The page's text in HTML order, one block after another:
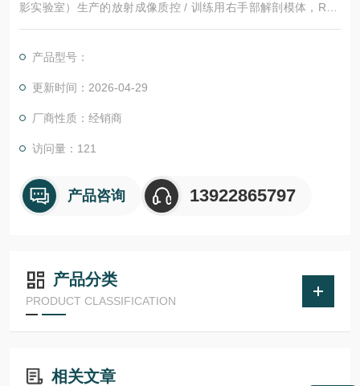
影实验室）生产的放射成像质控 / 训练用右手部解剖模体，R 代
表 Right（右侧），对应左手型号为 XA231P。包含了桡骨和尺骨
或放松状态。
产品型号：
更新时间：2026-04-29
厂商性质：经销商
访问量：121
产品咨询 13922865797
产品分类
PRODUCT CLASSIFICATION
相关文章